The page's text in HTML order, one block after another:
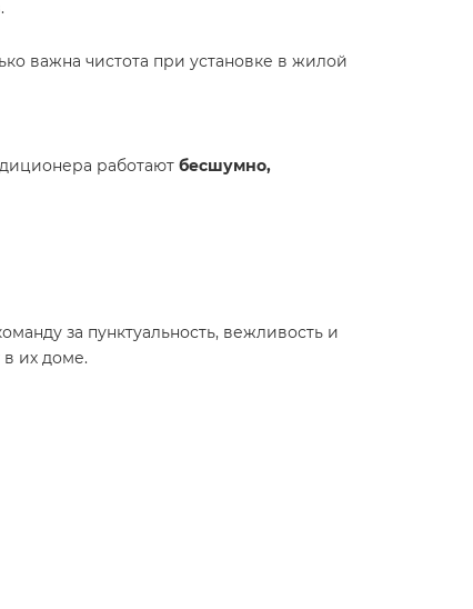
важна чистота при установке в жилой
работают бесшумно,
за пунктуальность, вежливость и
их доме.